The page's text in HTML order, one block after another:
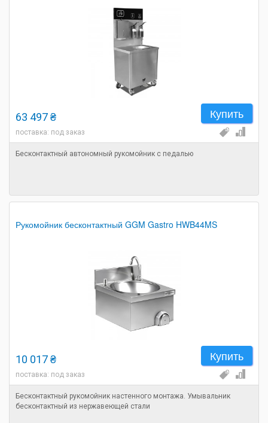
Купить
63 497 ₴
поставка: под заказ
Бесконтактный автономный рукомойник с педалью
Рукомойник бесконтактный GGM Gastro HWB44MS
Купить
10 017 ₴
поставка: под заказ
Бесконтактный рукомойник настенного монтажа. Умывальник
бесконтактный из нержавеющей стали